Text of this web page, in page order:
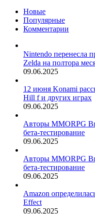
Новые
Популярные
Комментарии
Nintendo перенесла
Zelda на полтора
09.06.2025
12 июня Konami
Hill f и других играх
09.06.2025
Авторы MMORPG
бета-тестирование
09.06.2025
Авторы MMORPG
бета-тестирование
09.06.2025
Amazon
Effect
09.06.2025